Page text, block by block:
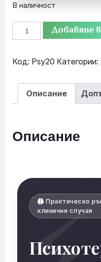
В наличност
Добавяне
Код: Psy20 Категории:
Описание
Описание
Практическо
клинични случая